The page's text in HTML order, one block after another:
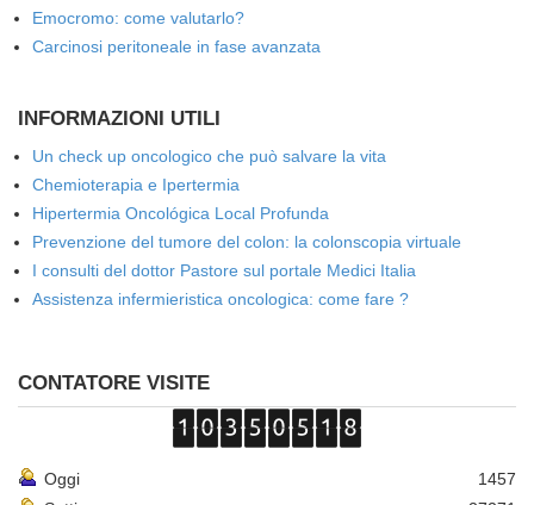
Emocromo: come valutarlo?
Carcinosi peritoneale in fase avanzata
INFORMAZIONI UTILI
Un check up oncologico che può salvare la vita
Chemioterapia e Ipertermia
Hipertermia Oncológica Local Profunda
Prevenzione del tumore del colon: la colonscopia virtuale
I consulti del dottor Pastore sul portale Medici Italia
Assistenza infermieristica oncologica: come fare ?
CONTATORE VISITE
Oggi
1457